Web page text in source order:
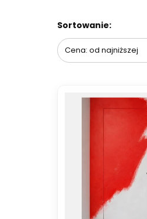
Lista produktów
Sortowanie:
Cena: od najniższej